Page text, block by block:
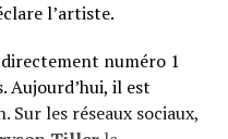
l’artiste.
directement numéro 1
Aujourd’hui, il est
Sur les réseaux sociaux,